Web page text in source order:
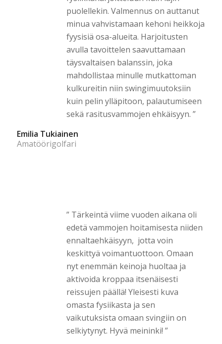
puolellekin. Valmennus on auttanut
minua vahvistamaan kehoni heikkoja
fyysisiä osa-alueita. Harjoitusten
avulla tavoittelen saavuttamaan
täysvaltaisen balanssin, joka
mahdollistaa minulle mutkattoman
kulkureitin niin swingimuutoksiin
kuin pelin ylläpitoon, palautumiseen
sekä rasitusvammojen ehkäisyyn. ”
Emilia Tukiainen
Amatöörigolfari
” Tärkeintä viime vuoden aikana oli
edetä vammojen hoitamisesta niiden
ennaltaehkäisyyn, jotta voin
keskittyä voimantuottoon. Omaan
nyt enemmän keinoja huoltaa ja
aktivoida kroppaa itsenäisesti
reissujen päällä! Yleisesti kuva
omasta fysiikasta ja sen
vaikutuksista omaan svingiin on
selkiytynyt. Hyvä meininki! ”